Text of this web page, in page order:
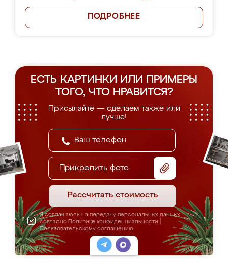
ПОДРОБНЕЕ
ЕСТЬ КАРТИНКИ ИЛИ ПРИМЕРЫ
ТОГО, ЧТО НРАВИТСЯ?
Присылайте — сделаем также или
лучше!
Прикрепить фото
Рассчитать стоимость
Я соглашаюсь на передачу персональных данных
согласно Политике конфиденциальности
Пользовательскому соглашению